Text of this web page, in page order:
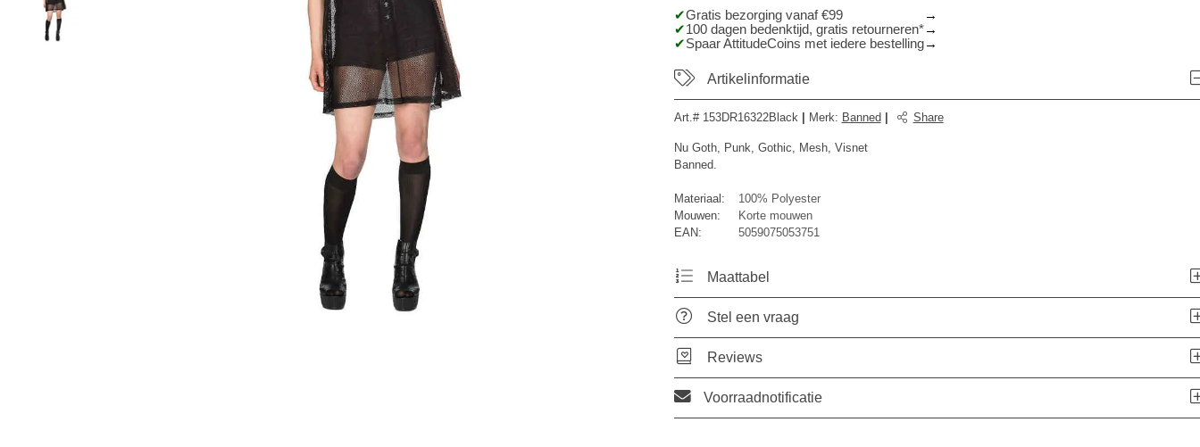
Gratis bezorging vanaf €99
100 dagen bedenktijd, gratis retourneren*
Spaar AttitudeCoins met iedere bestelling
Artikelinformatie
Art.# 153DR16322Black Merk: Banned Share
Nu Goth, Punk, Gothic, Mesh, Visnet
Banned.
Materiaal:
100% Polyester
Mouwen:
Korte mouwen
EAN:
5059075053751
Maattabel
Stel een vraag
Reviews
Voorraadnotificatie